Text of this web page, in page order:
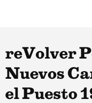
reVolver
Nuevos
el Puesto